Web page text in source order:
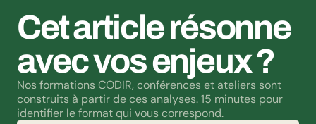
Cet article résonne
avec vos enjeux ?
Nos formations CODIR, conférences et ateliers sont
construits à partir de ces analyses. 15 minutes pour
identifier le format qui vous correspond.